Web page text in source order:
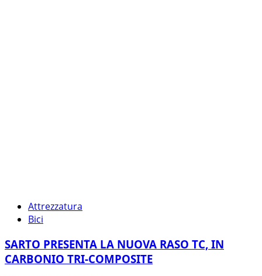
Attrezzatura
Bici
SARTO PRESENTA LA NUOVA RASO TC, IN
CARBONIO TRI-COMPOSITE